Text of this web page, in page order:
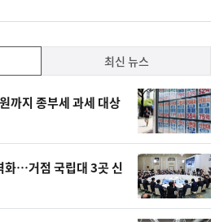
계
락
최신 뉴스
까지 종부세 과세 대상
…거점 국립대 3곳 신